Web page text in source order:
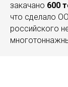
закачано 600
что сделало
российского